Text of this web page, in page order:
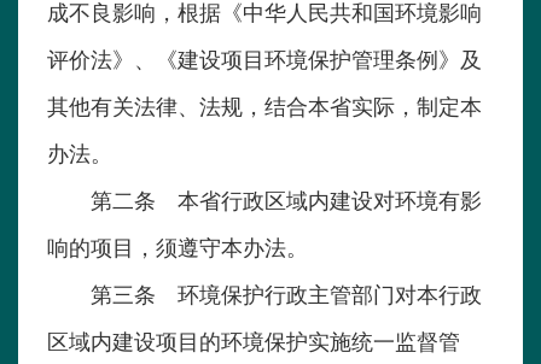
成不良影响，根据《中华人民共和国环境影响
评价法》、《建设项目环境保护管理条例》及
其他有关法律、法规，结合本省实际，制定本
办法。
第二条 本省行政区域内建设对环境有影
响的项目，须遵守本办法。
第三条 环境保护行政主管部门对本行政
区域内建设项目的环境保护实施统一监督管